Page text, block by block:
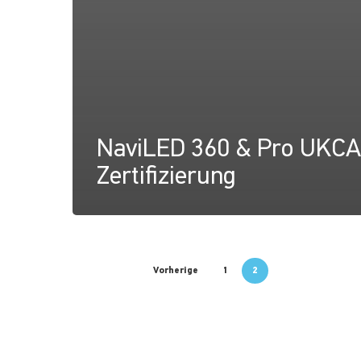
NaviLED 360 & Pro
Zertifizierung
Vorherige 1 2